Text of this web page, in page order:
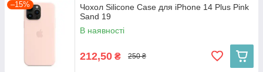
–15%
Чохол Silicone Case для iPhone 14 Plus Pink
Sand 19
В наявності
212,50 ₴ 250 ₴